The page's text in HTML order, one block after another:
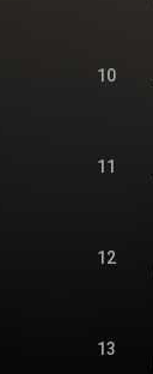
10
11
12
13